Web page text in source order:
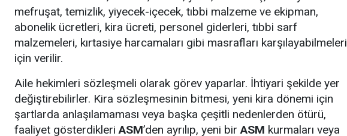
mefruşat, temizlik, yiyecek-içecek, tıbbi malzeme ve ekipman,
abonelik ücretleri, kira ücreti, personel giderleri, tıbbi sarf
malzemeleri, kırtasiye harcamaları gibi masrafları karşılayabilmeleri
için verilir.
Aile hekimleri sözleşmeli olarak görev yaparlar. İhtiyari şekilde yer
değiştirebilirler. Kira sözleşmesinin bitmesi, yeni kira dönemi için
şartlarda anlaşılamaması veya başka çeşitli nedenlerden ötürü,
faaliyet gösterdikleriASM’den ayrılıp, yeni birASM kurmaları veya